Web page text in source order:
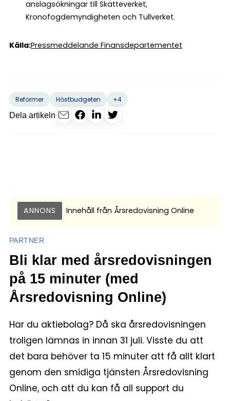
anslagsökningar till Skatteverket,
Kronofogdemyndigheten och Tullverket.
Källa:Pressmeddelande Finansdepartementet
Reformer Höstbudgeten
+4
Dela artikeln
ANNONS Innehåll från Årsredovisning Online
PARTNER
Bli klar med årsredovisningen
på 15 minuter (med
Årsredovisning Online)
Har du aktiebolag? Då ska årsredovisningen
troligen lämnas in innan 31 juli. Visste du att
det bara behöver ta 15 minuter att få allt klart
genom den smidiga tjänsten Årsredovisning
Online, och att du kan få all support du